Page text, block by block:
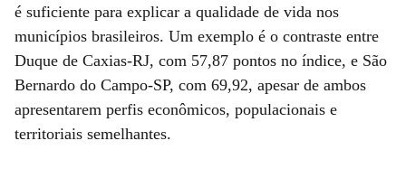
é suficiente para explicar a qualidade de vida nos
municípios brasileiros. Um exemplo é o contraste entre
Duque de Caxias-RJ, com 57,87 pontos no índice, e São
Bernardo do Campo-SP, com 69,92, apesar de ambos
apresentarem perfis econômicos, populacionais e
territoriais semelhantes.